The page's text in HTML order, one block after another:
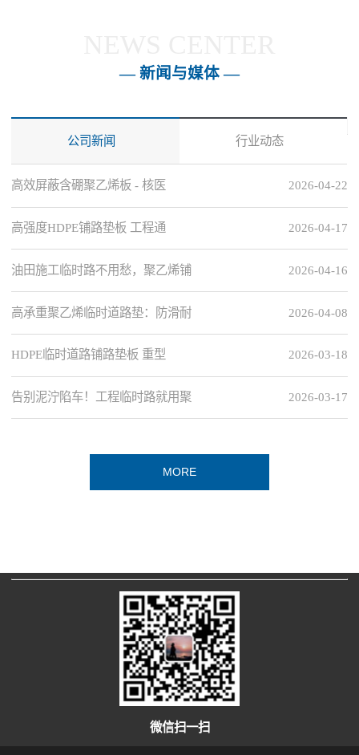
— 新闻与媒体 —
公司新闻 行业动态
2026-04-22
高效屏蔽含硼聚乙烯板 - 核医
2026-04-17
高强度HDPE铺路垫板 工程通
2026-04-16
油田施工临时路不用愁，聚乙烯铺
2026-04-08
高承重聚乙烯临时道路垫：防滑耐
2026-03-18
HDPE临时道路铺路垫板 重型
2026-03-17
告别泥泞陷车！工程临时路就用聚
MORE
微信扫一扫